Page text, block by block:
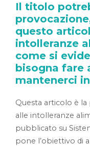
Il titolo
questo
intolleranze
come si
bisogna fare
mantenerci
Questa articolo è
alle intolleranze
pubblicato su
pone l’obiettivo di